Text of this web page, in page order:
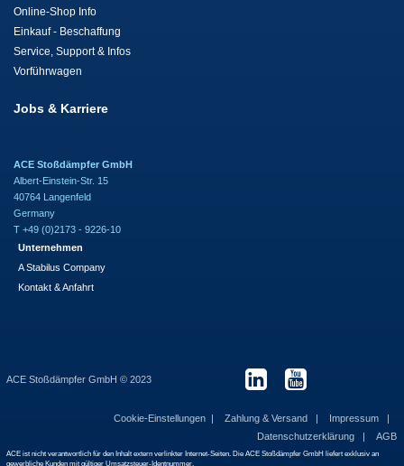
Online-Shop Info
Einkauf - Beschaffung
Service, Support & Infos
Vorführwagen
Jobs & Karriere
ACE Stoßdämpfer GmbH
Albert-Einstein-Str. 15
40764 Langenfeld
Germany
T +49 (0)2173 - 9226-10
Unternehmen
A Stabilus Company
Kontakt & Anfahrt
ACE Stoßdämpfer GmbH © 2023
Cookie-Einstellungen Zahlung & Versand
Impressum
Datenschutzerklärung
AGB
ACE ist nicht verantwortlich für den Inhalt extern verlinkter Internet-Seiten. Die ACE Stoßdämpfer GmbH liefert exklusiv an
gewerbliche Kunden mit gültiger Umsatzsteuer-Identnummer.